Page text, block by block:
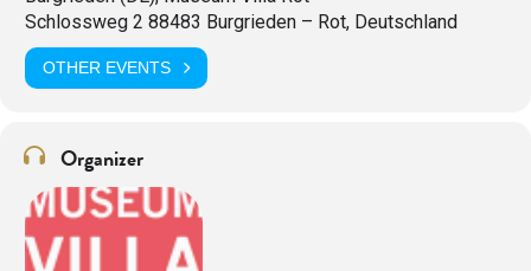
Schlossweg 2 88483 Burgrieden – Rot, Deutschland
OTHER EVENTS
Organizer